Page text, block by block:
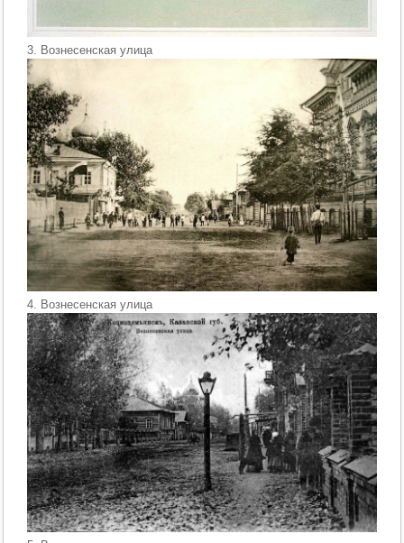
3. Вознесенская улица
4. Вознесенская улица